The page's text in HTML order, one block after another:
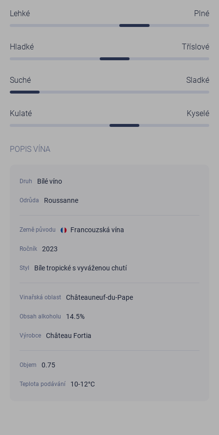
Lehké Plné
Hladké Tříslové
Suché Sladké
Kulaté Kyselé
POPIS VÍNA
Druh Bílé víno
Odrůda Roussanne
Země původu Francouzská vína
Ročník 2023
Styl Bíle tropické s vyváženou chutí
Vinařská oblast Châteauneuf-du-Pape
Obsah alkoholu 14.5%
Výrobce Château Fortia
Objem 0.75
Teplota podávání 10-12°С